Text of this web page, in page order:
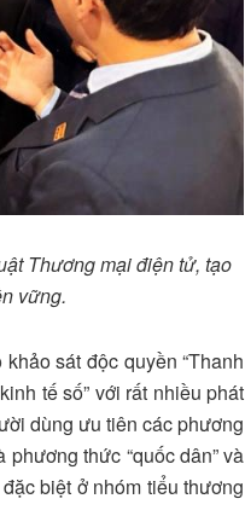
Thương mại điện tử, tạo
vững.
sát độc quyền “Thanh
tế số” với rất nhiều phát
dùng ưu tiên các phương
thức “quốc dân” và
biệt ở nhóm tiểu thương